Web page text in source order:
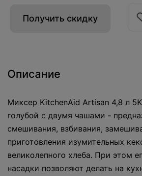
Получить скидку
Описание
Миксер KitchenAid Artisan 4,8 л
голубой с двумя чашами -
смешивания, взбивания,
приготовления изумительных
великолепного хлеба. При этом
насадки позволяют делать на